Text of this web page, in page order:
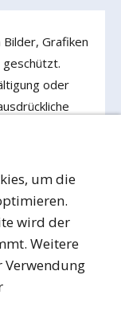
Grafiken
oder
um die
wird der
Weitere
Verwendung